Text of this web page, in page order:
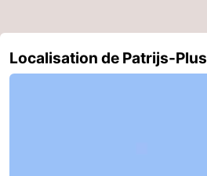
Localisation de Patrijs-Plus